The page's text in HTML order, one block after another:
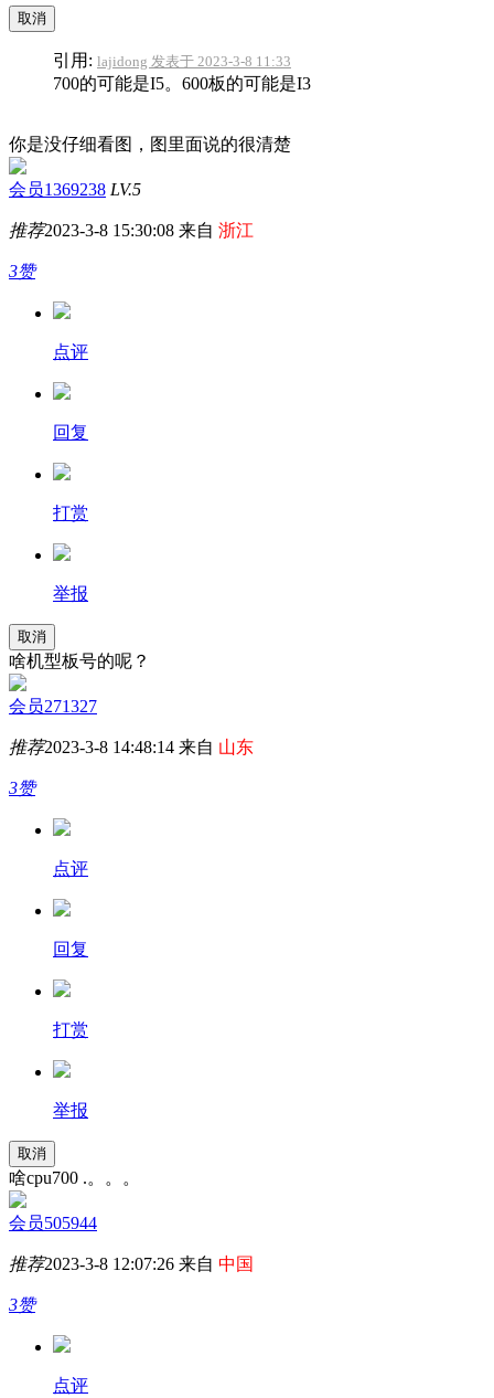
取消
引用: lajidong 发表于 2023-3-8 11:33
700的可能是I5。600板的可能是I3
你是没仔细看图，图里面说的很清楚
会员1369238 LV.5
推荐2023-3-8 15:30:08 来自 浙江
3赞
点评
回复
打赏
举报
取消
啥机型板号的呢？
会员271327
推荐2023-3-8 14:48:14 来自 山东
3赞
点评
回复
打赏
举报
取消
啥cpu700 .。。。
会员505944
推荐2023-3-8 12:07:26 来自 中国
3赞
点评